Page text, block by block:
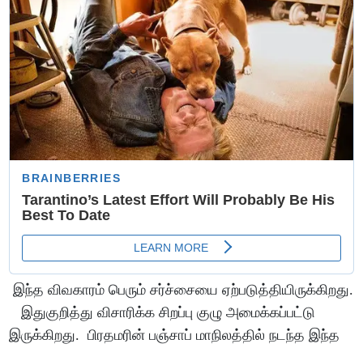
இந்த விவகாரம் பெரும் சர்ச்சையை ஏற்படுத்தியிருக்கிறது.
இதுகுறித்து விசாரிக்க சிறப்பு குழு அமைக்கப்பட்டு
இருக்கிறது. பிரதமரின் பஞ்சாப் மாநிலத்தில் நடந்த இந்த